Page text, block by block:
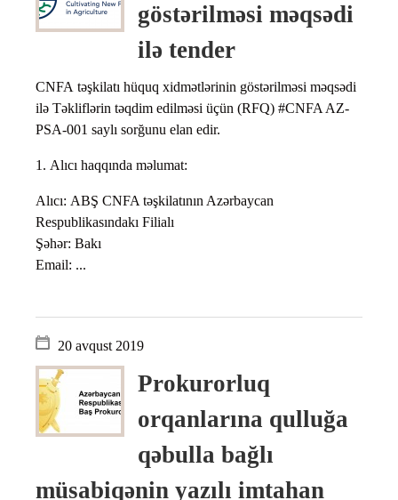
göstərilməsi məqsədi
ilə tender
CNFA təşkilatı hüquq xidmətlərinin göstərilməsi məqsədi
ilə Təkliflərin təqdim edilməsi üçün (RFQ) #CNFA AZ-
PSA-001 saylı sorğunu elan edir.
1. Alıcı haqqında məlumat:
Alıcı: ABŞ CNFA təşkilatının Azərbaycan
Respublikasındakı Filialı
Şəhər: Bakı
Email: ...
20 avqust 2019
Prokurorluq
orqanlarına qulluğa
qəbulla bağlı
müsabiqənin yazılı imtahan